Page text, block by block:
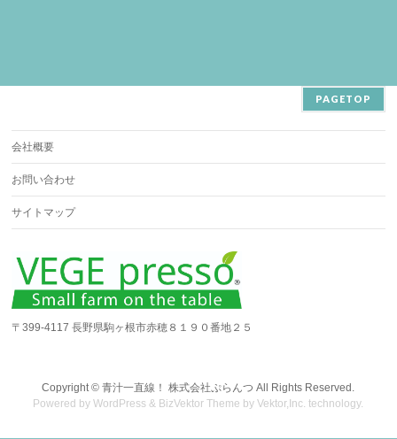
PAGETOP
会社概要
お問い合わせ
サイトマップ
〒399-4117 長野県駒ヶ根市赤穂８１９０番地２５
Copyright ©青汁一直線！ 株式会社ぷらんつ All Rights Reserved.
Powered byWordPress & BizVektor Theme byVektor,Inc. technology.